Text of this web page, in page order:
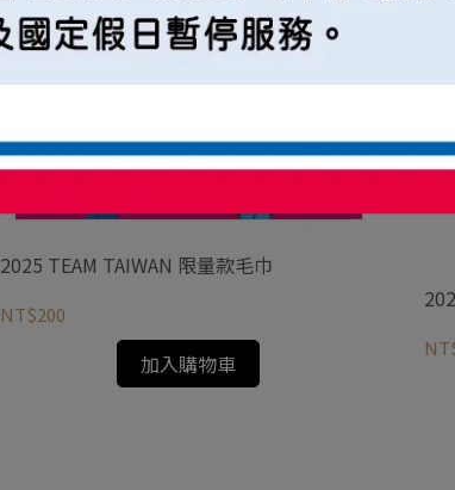
2025 TEAM TAIWAN 限量款毛巾
NT$200
加入購物車